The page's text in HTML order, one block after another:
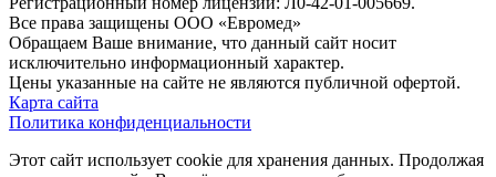
Все права защищены ООО «Евромед»
Обращаем Ваше внимание, что данный сайт носит
исключительно информационный характер.
Цены указанные на сайте не являются публичной офертой.
Карта сайта
Политика конфиденциальности
Этот сайт использует cookie для хранения данных. Продолжая